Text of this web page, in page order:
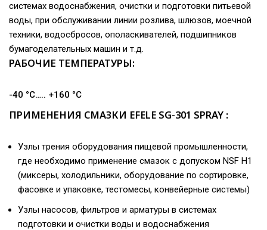
системах водоснабжения, очистки и подготовки питьевой
воды, при обслуживании линии розлива, шлюзов, моечной
техники, водосбросов, ополаскивателей, подшипников
бумагоделательных машин и т.д.
РАБОЧИЕ ТЕМПЕРАТУРЫ:
-40 °C….. +160 °C
ПРИМЕНЕНИЯ СМАЗКИ EFELE SG-301 SPRAY :
Узлы трения оборудования пищевой промышленности,
где необходимо применение смазок с допуском NSF H1
(миксеры, холодильники, оборудование по сортировке,
фасовке и упаковке, тестомесы, конвейерные системы)
Узлы насосов, фильтров и арматуры в системах
подготовки и очистки воды и водоснабжения